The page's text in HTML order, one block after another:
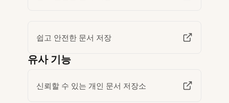
쉽고 안전한 문서 저장
유사 기능
신뢰할 수 있는 개인 문서 저장소